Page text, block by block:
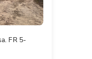
FR 5-